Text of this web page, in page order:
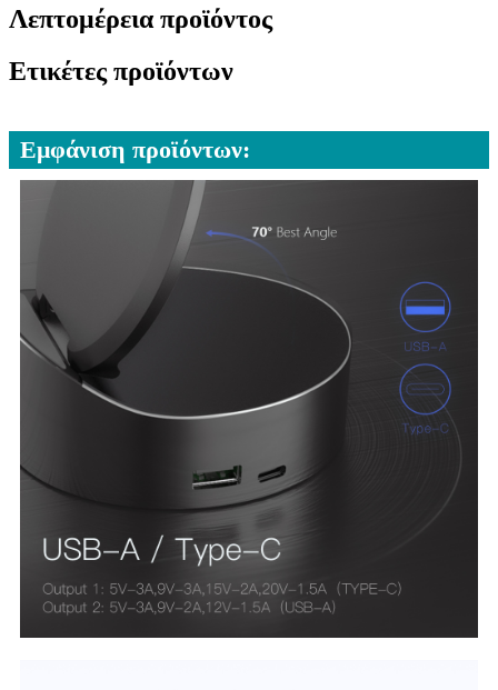
Λεπτομέρεια προϊόντος
Ετικέτες προϊόντων
Εμφάνιση προϊόντων: